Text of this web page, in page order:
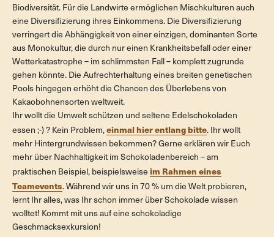
Biodiversität. Für die Landwirte ermöglichen Mischkulturen auch
eine Diversifizierung ihres Einkommens. Die Diversifizierung
verringert die Abhängigkeit von einer einzigen, dominanten Sorte
aus Monokultur, die durch nur einen Krankheitsbefall oder einer
Wetterkatastrophe – im schlimmsten Fall – komplett zugrunde
gehen könnte. Die Aufrechterhaltung eines breiten genetischen
Pools hingegen erhöht die Chancen des Überlebens von
Kakaobohnensorten weltweit.
Ihr wollt die Umwelt schützen und seltene Edelschokoladen
essen ;-) ? Kein Problem, einmal hier entlang bitte. Ihr wollt
mehr Hintergrundwissen bekommen? Gerne erklären wir Euch
mehr über Nachhaltigkeit im Schokoladenbereich – am
praktischen Beispiel, beispielsweise im Rahmen eines
Teamevents. Während wir uns in 70 % um die Welt probieren,
lernt Ihr alles, was Ihr schon immer über Schokolade wissen
wolltet! Kommt mit uns auf eine schokoladige
Geschmacksexkursion!